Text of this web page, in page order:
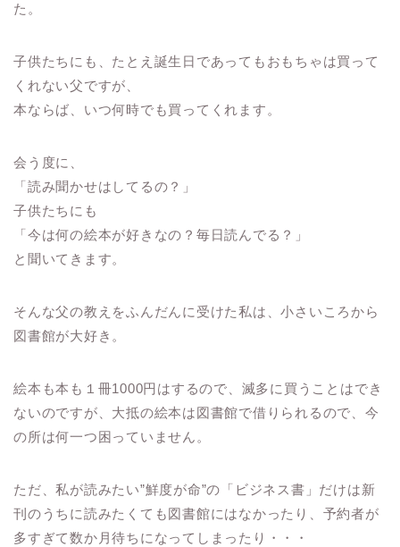
た。
子供たちにも、たとえ誕生日であってもおもちゃは買って
くれない父ですが、
本ならば、いつ何時でも買ってくれます。
会う度に、
「読み聞かせはしてるの？」
子供たちにも
「今は何の絵本が好きなの？毎日読んでる？」
と聞いてきます。
そんな父の教えをふんだんに受けた私は、小さいころから
図書館が大好き。
絵本も本も１冊1000円はするので、滅多に買うことはでき
ないのですが、大抵の絵本は図書館で借りられるので、今
の所は何一つ困っていません。
ただ、私が読みたい”鮮度が命”の「ビジネス書」だけは新
刊のうちに読みたくても図書館にはなかったり、予約者が
多すぎて数か月待ちになってしまったり・・・